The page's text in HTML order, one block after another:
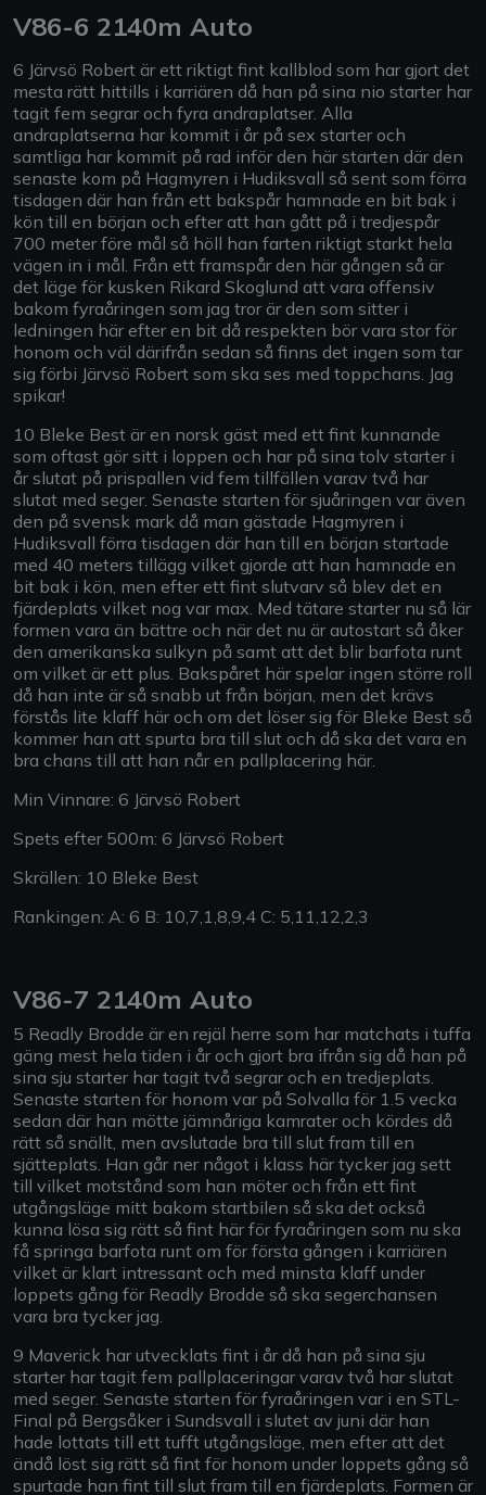
V86-6 2140m Auto
6 Järvsö Robert är ett riktigt fint kallblod som har gjort det
mesta rätt hittills i karriären då han på sina nio starter har
tagit fem segrar och fyra andraplatser. Alla
andraplatserna har kommit i år på sex starter och
samtliga har kommit på rad inför den här starten där den
senaste kom på Hagmyren i Hudiksvall så sent som förra
tisdagen där han från ett bakspår hamnade en bit bak i
kön till en början och efter att han gått på i tredjespår
700 meter före mål så höll han farten riktigt starkt hela
vägen in i mål. Från ett framspår den här gången så är
det läge för kusken Rikard Skoglund att vara offensiv
bakom fyraåringen som jag tror är den som sitter i
ledningen här efter en bit då respekten bör vara stor för
honom och väl därifrån sedan så finns det ingen som tar
sig förbi Järvsö Robert som ska ses med toppchans. Jag
spikar!
10 Bleke Best är en norsk gäst med ett fint kunnande
som oftast gör sitt i loppen och har på sina tolv starter i
år slutat på prispallen vid fem tillfällen varav två har
slutat med seger. Senaste starten för sjuåringen var även
den på svensk mark då man gästade Hagmyren i
Hudiksvall förra tisdagen där han till en början startade
med 40 meters tillägg vilket gjorde att han hamnade en
bit bak i kön, men efter ett fint slutvarv så blev det en
fjärdeplats vilket nog var max. Med tätare starter nu så lär
formen vara än bättre och när det nu är autostart så åker
den amerikanska sulkyn på samt att det blir barfota runt
om vilket är ett plus. Bakspåret här spelar ingen större roll
då han inte är så snabb ut från början, men det krävs
förstås lite klaff här och om det löser sig för Bleke Best så
kommer han att spurta bra till slut och då ska det vara en
bra chans till att han når en pallplacering här.
Min Vinnare: 6 Järvsö Robert
Spets efter 500m: 6 Järvsö Robert
Skrällen: 10 Bleke Best
Rankingen: A: 6 B: 10,7,1,8,9,4 C: 5,11,12,2,3
V86-7 2140m Auto
5 Readly Brodde är en rejäl herre som har matchats i tuffa
gäng mest hela tiden i år och gjort bra ifrån sig då han på
sina sju starter har tagit två segrar och en tredjeplats.
Senaste starten för honom var på Solvalla för 1.5 vecka
sedan där han mötte jämnåriga kamrater och kördes då
rätt så snällt, men avslutade bra till slut fram till en
sjätteplats. Han går ner något i klass här tycker jag sett
till vilket motstånd som han möter och från ett fint
utgångsläge mitt bakom startbilen så ska det också
kunna lösa sig rätt så fint här för fyraåringen som nu ska
få springa barfota runt om för första gången i karriären
vilket är klart intressant och med minsta klaff under
loppets gång för Readly Brodde så ska segerchansen
vara bra tycker jag.
9 Maverick har utvecklats fint i år då han på sina sju
starter har tagit fem pallplaceringar varav två har slutat
med seger. Senaste starten för fyraåringen var i en STL-
Final på Bergsåker i Sundsvall i slutet av juni där han
hade lottats till ett tufft utgångsläge, men efter att det
ändå löst sig rätt så fint för honom under loppets gång så
spurtade han fint till slut fram till en fjärdeplats. Formen är